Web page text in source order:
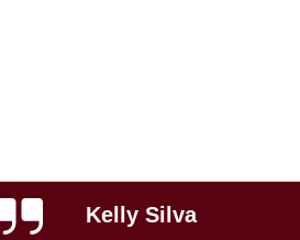
Priscila
Carvalho